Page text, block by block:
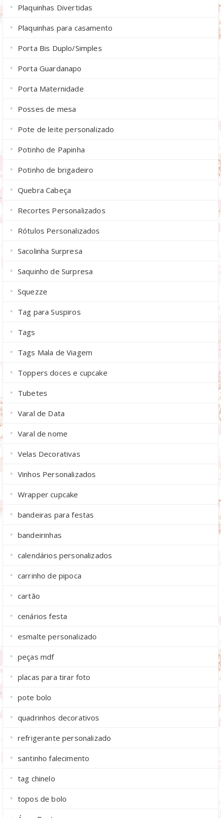
Plaquinhas Divertidas
Plaquinhas para casamento
Porta Bis Duplo/Simples
Porta Guardanapo
Porta Maternidade
Posses de mesa
Pote de leite personalizado
Potinho de Papinha
Potinho de brigadeiro
Quebra Cabeça
Recortes Personalizados
Rótulos Personalizados
Sacolinha Surpresa
Saquinho de Surpresa
Squezze
Tag para Suspiros
Tags
Tags Mala de Viagem
Toppers doces e cupcake
Tubetes
Varal de Data
Varal de nome
Velas Decorativas
Vinhos Personalizados
Wrapper cupcake
bandeiras para festas
bandeirinhas
calendários personalizados
carrinho de pipoca
cartão
cenários festa
esmalte personalizado
peças mdf
placas para tirar foto
pote bolo
quadrinhos decorativos
refrigerante personalizado
santinho falecimento
tag chinelo
topos de bolo